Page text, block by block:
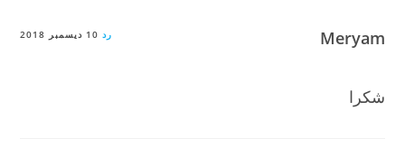
Meryam رد 10 ديسمبر 2018
شكرا